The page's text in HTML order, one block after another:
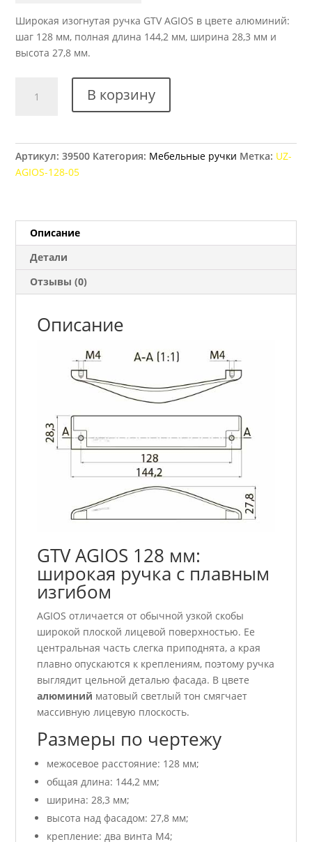
Широкая изогнутая ручка GTV AGIOS в цвете алюминий:
шаг 128 мм, полная длина 144,2 мм, ширина 28,3 мм и
высота 27,8 мм.
товара
AGIOS,
В корзину
Артикул:39500 Категория: Мебельные ручки Метка: UZ-
AGIOS-128-05
Описание
Детали
Отзывы (0)
Описание
GTV AGIOS 128 мм:
широкая ручка с плавным
изгибом
AGIOS отличается от обычной узкой скобы
широкой плоской лицевой поверхностью. Ее
центральная часть слегка приподнята, а края
плавно опускаются к креплениям, поэтому ручка
выглядит цельной деталью фасада. В цвете
алюминий матовый светлый тон смягчает
массивную лицевую плоскость.
Размеры по чертежу
межосевое расстояние: 128 мм;
общая длина: 144,2 мм;
ширина: 28,3 мм;
высота над фасадом: 27,8 мм;
крепление: два винта M4;